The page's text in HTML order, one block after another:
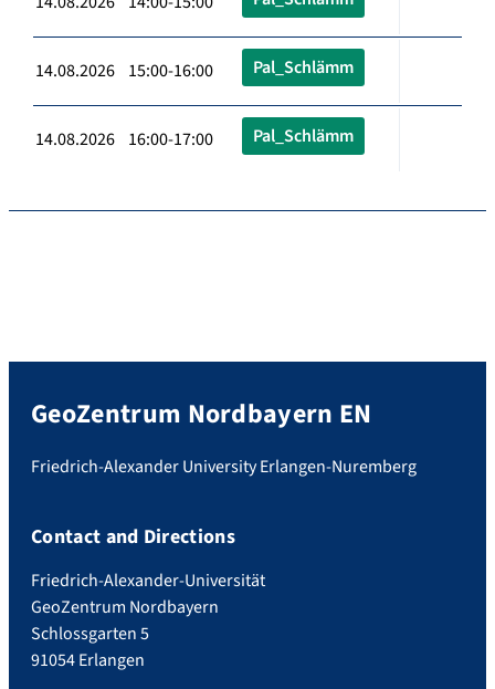
14.08.2026 15:00-16:00 Pal_Schlämm
14.08.2026 16:00-17:00 Pal_Schlämm
GeoZentrum Nordbayern EN
Friedrich-Alexander University Erlangen-Nuremberg
Contact and Directions
Friedrich-Alexander-Universität
GeoZentrum Nordbayern
Schlossgarten 5
91054 Erlangen